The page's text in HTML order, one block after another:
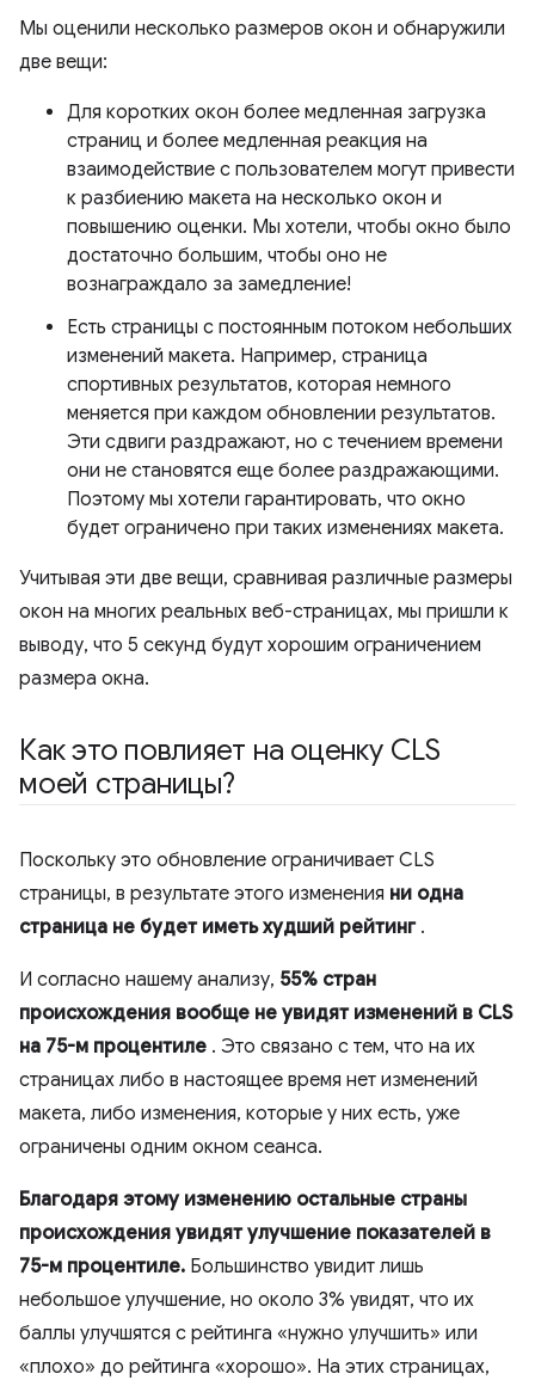
Мы оценили несколько размеров окон и обнаружили
две вещи:
Для коротких окон более медленная загрузка
страниц и более медленная реакция на
взаимодействие с пользователем могут привести
к разбиению макета на несколько окон и
повышению оценки. Мы хотели, чтобы окно было
достаточно большим, чтобы оно не
вознаграждало за замедление!
Есть страницы с постоянным потоком небольших
изменений макета. Например, страница
спортивных результатов, которая немного
меняется при каждом обновлении результатов.
Эти сдвиги раздражают, но с течением времени
они не становятся еще более раздражающими.
Поэтому мы хотели гарантировать, что окно
будет ограничено при таких изменениях макета.
Учитывая эти две вещи, сравнивая различные размеры
окон на многих реальных веб-страницах, мы пришли к
выводу, что 5 секунд будут хорошим ограничением
размера окна.
Как это повлияет на оценку CLS
моей страницы?
Поскольку это обновление ограничивает CLS
страницы, в результате этого изменения ни одна
страница не будет иметь худший рейтинг.
И согласно нашему анализу, 55% стран
происхождения вообще не увидят изменений в CLS
на 75-м процентиле . Это связано с тем, что на их
страницах либо в настоящее время нет изменений
макета, либо изменения, которые у них есть, уже
ограничены одним окном сеанса.
Благодаря этому изменению остальные страны
происхождения увидят улучшение показателей в
75-м процентиле. Большинство увидит лишь
небольшое улучшение, но около 3% увидят, что их
баллы улучшятся с рейтинга «нужно улучшить» или
«плохо» до рейтинга «хорошо». На этих страницах,